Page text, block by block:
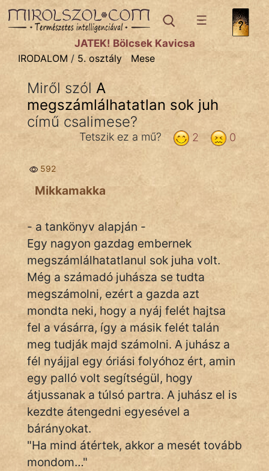
IRODALOMtémák:
Dráma
Költemény
Eposz
Komédia
Kötelező
Legenda
Mese
Mitológia
Monda
Novella
És
Elbeszélés
Regény
Tanmese
Vers
JÁTÉK! Bölcsek Kavicsa
IRODALOM / 5. osztály Mese
Miről szól A
megszámlálhatatlan sok juh
című csalimese?
0
2
Tetszik ez a mű?
592
Mikkamakka
- a tankönyv alapján -
Egy nagyon gazdag embernek
megszámlálhatatlanul sok juha volt.
Még a számadó juhásza se tudta
megszámolni, ezért a gazda azt
mondta neki, hogy a nyáj felét hajtsa
fel a vásárra, így a másik felét talán
meg tudják majd számolni. A juhász a
fél nyájjal egy óriási folyóhoz ért, amin
egy palló volt segítségül, hogy
átjussanak a túlsó partra. A juhász el is
kezdte átengedni egyesével a
bárányokat.
"Ha mind átértek, akkor a mesét tovább
mondom…"